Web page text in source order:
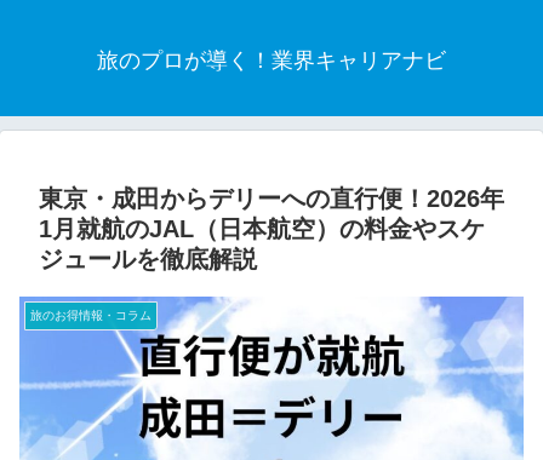
旅のプロが導く！業界キャリアナビ
東京・成田からデリーへの直行便！2026年
1月就航のJAL（日本航空）の料金やスケ
ジュールを徹底解説
旅のお得情報・コラム